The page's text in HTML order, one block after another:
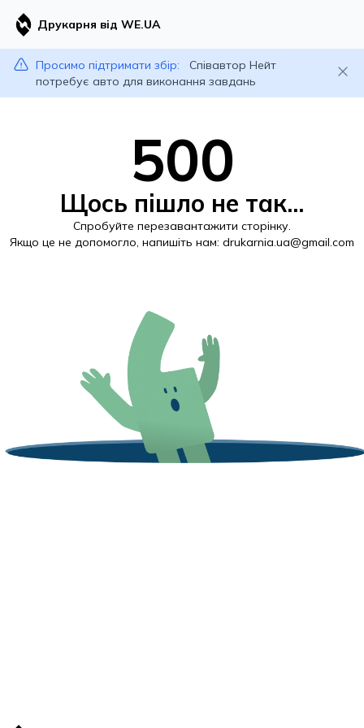
Друкарня від WE.UA
Просимо підтримати збір:
Співавтор Нейт
потребує авто для виконання завдань
500
Щось пішло не так...
Спробуйте перезавантажити сторінку.
Якщо це не допомогло, напишіть нам: drukarnia.ua@gmail.com